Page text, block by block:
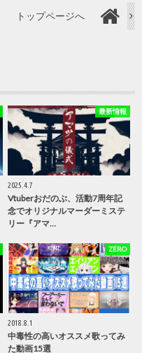
トップページへ
最新情報
2025.4.7
Vtuberおだのぶ、活動7周年記
念でオリジナルマーダーミステ
リー『アマ…
ZERO
2018.8.1
中毒性の高いオススメ歌ってみ
た動画15選